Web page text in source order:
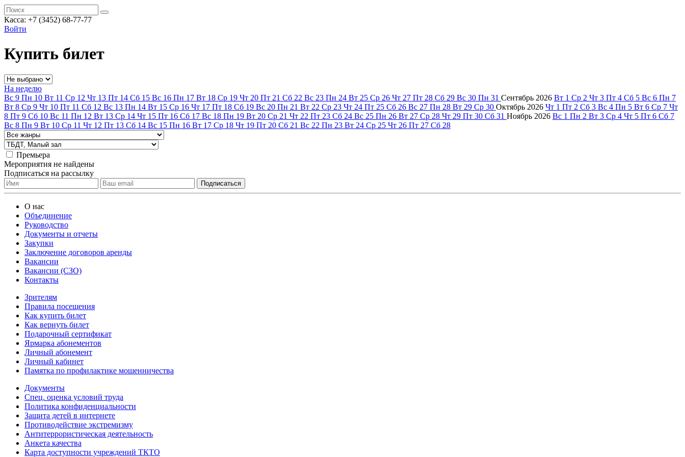
Касса: +7 (3452) 68-77-77
Войти
Купить билет
На неделю
Вс 9 Пн 10 Вт 11 Ср 12 Чт 13 Пт 14 Сб 15 Вс 16 Пн 17 Вт 18 Ср 19 Чт 20 Пт 21 Сб 22 Вс 23 Пн 24 Вт 25 Ср 26 Чт 27 Пт 28 Сб 29 Вс 30 Пн 31 Сентябрь 2026 Вт 1 Ср 2 Чт 3 Пт 4 Сб 5 Вс 6 Пн 7
Вт 8 Ср 9 Чт 10 Пт 11 Сб 12 Вс 13 Пн 14 Вт 15 Ср 16 Чт 17 Пт 18 Сб 19 Вс 20 Пн 21 Вт 22 Ср 23 Чт 24 Пт 25 Сб 26 Вс 27 Пн 28 Вт 29 Ср 30 Октябрь 2026 Чт 1 Пт 2 Сб 3 Вс 4 Пн 5 Вт 6 Ср 7 Чт
8 Пт 9 Сб 10 Вс 11 Пн 12 Вт 13 Ср 14 Чт 15 Пт 16 Сб 17 Вс 18 Пн 19 Вт 20 Ср 21 Чт 22 Пт 23 Сб 24 Вс 25 Пн 26 Вт 27 Ср 28 Чт 29 Пт 30 Сб 31 Ноябрь 2026 Вс 1 Пн 2 Вт 3 Ср 4 Чт 5 Пт 6 Сб 7
Вс 8 Пн 9 Вт 10 Ср 11 Чт 12 Пт 13 Сб 14 Вс 15 Пн 16 Вт 17 Ср 18 Чт 19 Пт 20 Сб 21 Вс 22 Пн 23 Вт 24 Ср 25 Чт 26 Пт 27 Сб 28
Премьера
Мероприятия не найдены
Подписаться на рассылку
О нас
Объединение
Руководство
Документы и отчеты
Закупки
Заключение договоров аренды
Вакансии
Вакансии (СЗО)
Контакты
Зрителям
Правила посещения
Как купить билет
Как вернуть билет
Подарочный сертификат
Ярмарка абонементов
Личный абонемент
Личный кабинет
Памятка по профилактике мошенничества
Документы
Спец. оценка условий труда
Политика конфиденциальности
Защита детей в интернете
Противодействие экстремизму
Антитеррористическая деятельность
Анкета качества
Карта доступности учреждений ТКТО